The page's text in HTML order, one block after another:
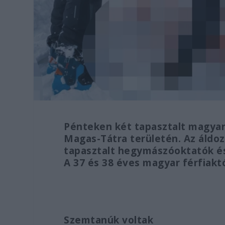
Pénteken két tapasztalt
Magas-Tátra területén. Az
tapasztalt hegymászóoktatók
A 37 és 38 éves magyar
Szemtanúk voltak